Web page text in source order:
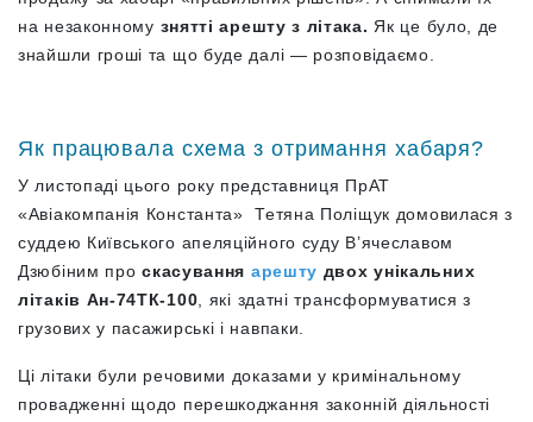
на незаконному знятті арешту з літака. Як це було, де
знайшли гроші та що буде далі — розповідаємо.
Як працювала схема з отримання хабаря?
У листопаді цього року представниця ПрАТ
«Авіакомпанія Константа» Тетяна Поліщук домовилася з
суддею Київського апеляційного суду В’ячеславом
Дзюбіним проскасування арешту двох унікальних
літаків Ан-74ТК-100 , які здатні трансформуватися з
грузових у пасажирські і навпаки.
Ці літаки були речовими доказами у кримінальному
провадженні щодо перешкоджання законній діяльності